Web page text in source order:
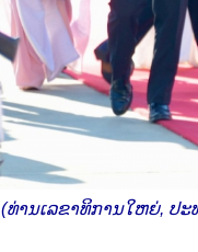
(ທ່ານເລຂາທິການໃຫຍ່, ປ